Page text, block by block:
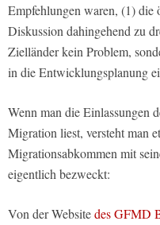
Empfehlungen waren, (1) die
Diskussion dahingehend zu
Zielländer kein Problem,
in die Entwicklungsplanung
Wenn man die Einlassungen
Migration liest, versteht man
Migrationsabkommen mit
eigentlich bezweckt:
Von der Websitedes GFMD